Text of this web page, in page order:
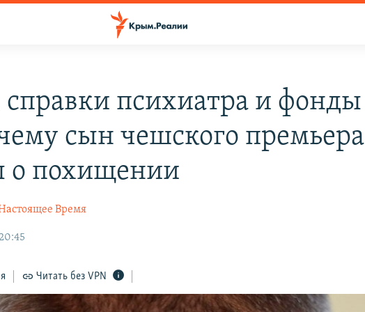
психиатра и фонды
сын чешского премьера
о похищении
Время
Читать без VPN